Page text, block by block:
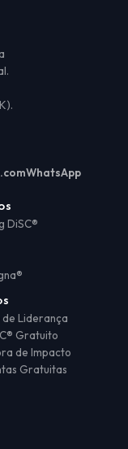
WhatsApp
DiSC®
Liderança
Gratuito
de Impacto
Gratuitas